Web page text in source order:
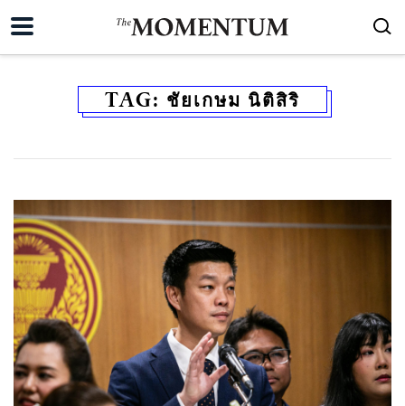
TAG: ชัยเกษม นิติสิริ